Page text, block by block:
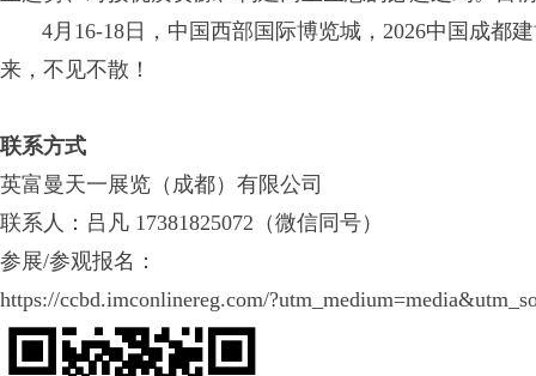
4月16-18日，中国西部国际博览城，2026中国成都
来，不见不散！
联系方式
英富曼天一展览（成都）有限公司
联系人：吕凡 17381825072（微信同号）
参展/参观报名：
https://ccbd.imconlinereg.com/